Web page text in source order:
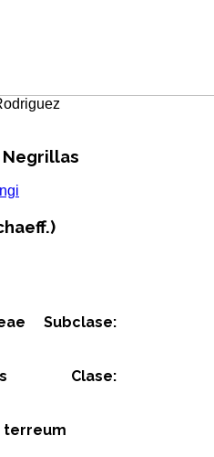
Negrillas
Subclase:
Clase:
terreum